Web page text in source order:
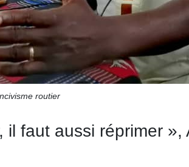
routier
faut aussi réprimer »,